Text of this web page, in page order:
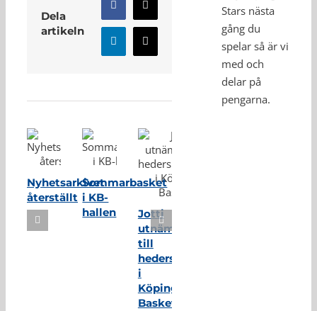
Dela
artikeln
Facebook
X
LinkedInE-
post
Nyhetsarkivet
återställt
Sommarbasket
i KB-
hallen
Jotti
utnämnd
till
hedersmedlem
i
Köping
Basket
Stars nästa
gång du
spelar så är vi
med och
delar på
pengarna.